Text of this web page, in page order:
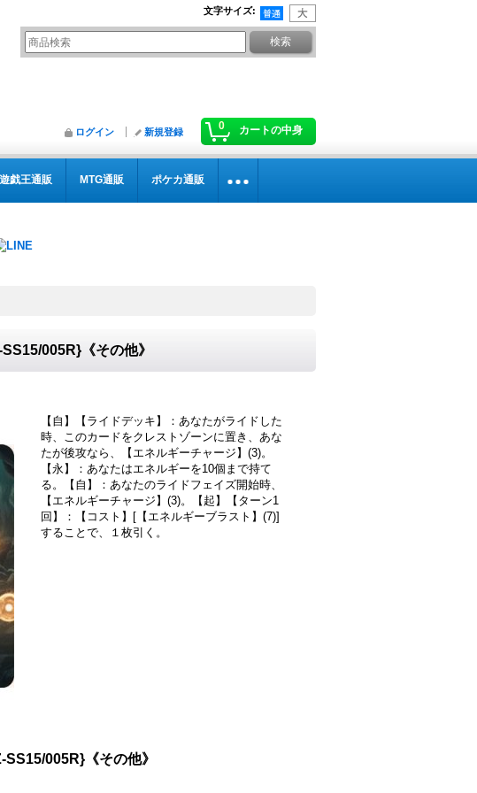
文字サイズ:
0 カートの中身
ログイン 新規登録
遊戯王通販 MTG通販 ポケカ通販
005R}《その他》
【自】【ライドデッキ】：あなたがライドした
時、このカードをクレストゾーンに置き、あな
たが後攻なら、【エネルギーチャージ】(3)。
【永】：あなたはエネルギーを10個まで持て
る。【自】：あなたのライドフェイズ開始時、
【エネルギーチャージ】(3)。【起】【ターン1
回】：【コスト】[【エネルギーブラスト】(7)]
することで、１枚引く。
005R}《その他》